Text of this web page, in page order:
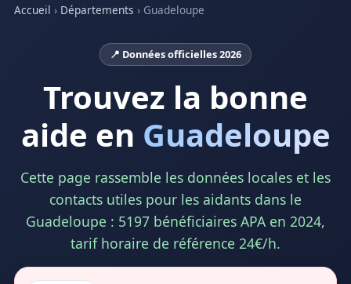
Accueil › Départements › Guadeloupe
📍 Données officielles 2026
Trouvez la bonne
aide en Guadeloupe
Cette page rassemble les données locales et les
contacts utiles pour les aidants dans le
Guadeloupe : 5197 bénéficiaires APA en 2024,
tarif horaire de référence 24€/h.